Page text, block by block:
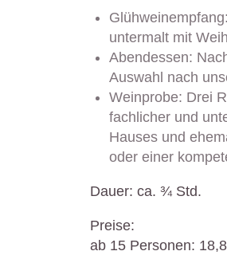
Glühweinempfang:
untermalt mit
Abendessen:
Auswahl nach
Weinprobe: Drei
fachlicher und
Hauses und
oder einer
Dauer: ca. ¾ Std.
Preise:
ab 15 Personen: